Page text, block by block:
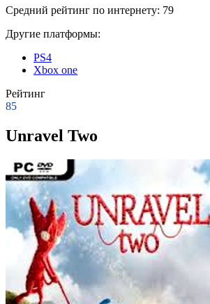
Средний рейтинг по интернету: 79
Другие платформы:
PS4
Xbox one
Рейтинг
85
Unravel Two